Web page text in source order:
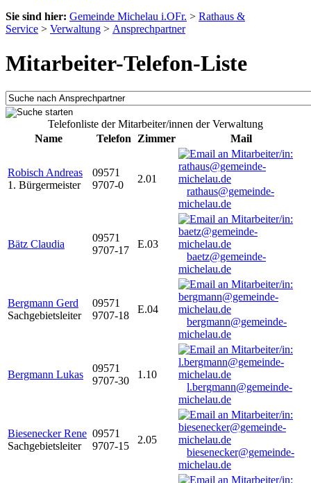
Sie sind hier: Gemeinde Michelau i.OFr. > Rathaus &
Service > Verwaltung > Ansprechpartner
Mitarbeiter-Telefon-Liste
Telefonliste der Mitarbeiter/innen der Verwaltung
Name
Telefon Zimmer Mail
Robisch Andreas
1. Bürgermeister
09571
9707-0
2.01
rathaus@gemeinde-
michelau.de
Bätz Claudia
09571
9707-17
E.03
baetz@gemeinde-
michelau.de
Bergmann Gerd
Sachgebietsleiter
09571
9707-18
E.04
bergmann@gemeinde-
michelau.de
Bergmann Lukas
09571
9707-30
1.10
l.bergmann@gemeinde-
michelau.de
Biesenecker Rene
Sachgebietsleiter
09571
9707-15
2.05
biesenecker@gemeinde-
michelau.de